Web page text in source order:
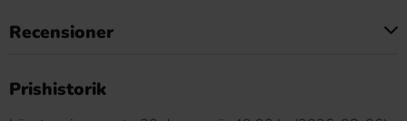
Recensioner
Prishistorik